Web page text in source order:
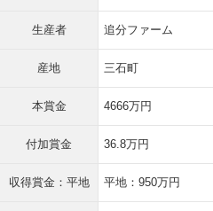
生産者 追分ファーム
産地 三石町
本賞金 4666万円
付加賞金 36.8万円
収得賞金：平地 平地：950万円